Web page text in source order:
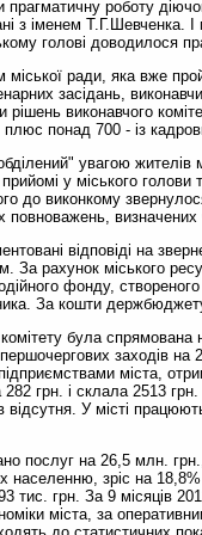
прагматичну роботу
з іменем Т.Г.Шевченка.
голові доводилося
ради, яка вже
засідань,
виконавчого
плюс понад 700 - із
увагою
у міського голови
до виконкому
відповіді на
За рахунок міського
фонду,
За кошти
була спрямована
заходів
міста,
грн. і склала 2513
відсутня. У місті
послуг на 26,5 млн.
населенню, зріс на
тис. грн. За 9 місяців
міста, за